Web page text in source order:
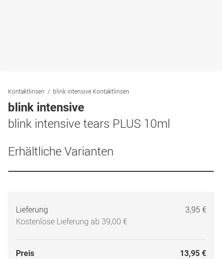
Kontaktlinsen blink intensive Kontaktlinsen
blink intensive
blink intensive tears PLUS 10ml
Erhältliche Varianten
Lieferung
3,95 €
Kostenlose Lieferung ab 39,00 €
Preis 13,95 €